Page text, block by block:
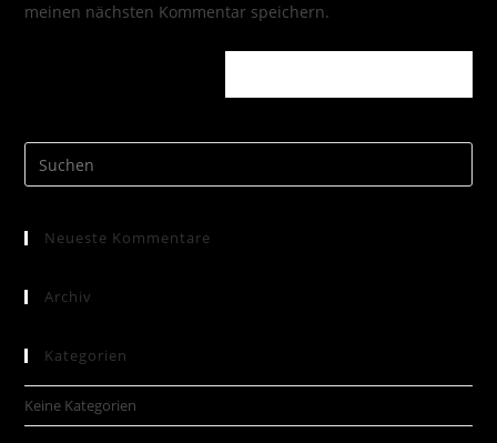
meinen nächsten Kommentar speichern.
Neueste Kommentare
Archiv
Kategorien
Keine Kategorien